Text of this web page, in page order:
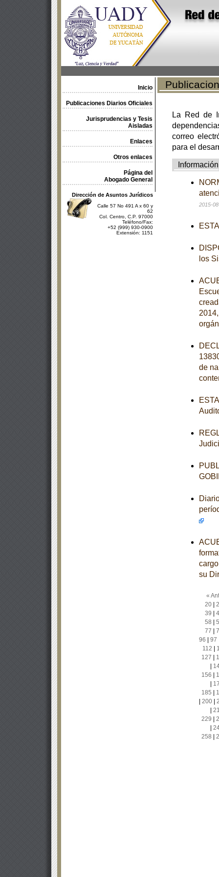
Inicio
Publicaciones Diarios Oficiales
Jurisprudencias y Tesis
Aisladas
Enlaces
Otros enlaces
Página del
Abogado General
Dirección de Asuntos Jurídicos
Calle 57 No 491 A x 60 y
62
Col. Centro, C.P. 97000
Teléfono/Fax:
+52 (999) 930-0900
Extensión: 1151
La Red de
correo
para el
Información
2015-
los
de
su
«
20|
39
58
77
96
97
112
127
156
185
200|
229
258